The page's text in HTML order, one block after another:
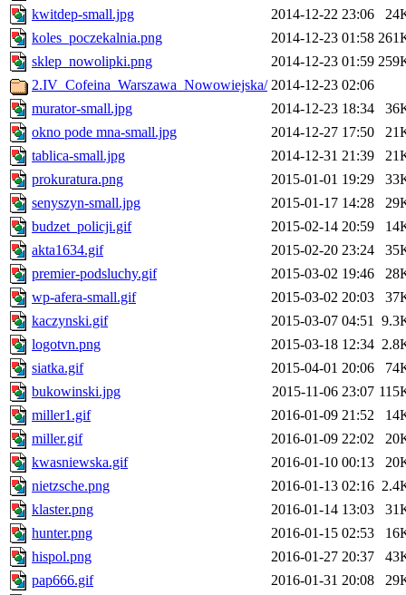
kwitdep-small.jpg
2014-12-22 23:06
koles_poczekalnia.png
2014-12-23 01:58
sklep_nowolipki.png
2014-12-23 01:59
2.IV_Cofeina_Warszawa_Nowowiejska/ 2014-12-23 02:06
murator-small.jpg
2014-12-23 18:34
okno pode mna-small.jpg
2014-12-27 17:50
tablica-small.jpg
2014-12-31 21:39
prokuratura.png
2015-01-01 19:29
senyszyn-small.jpg
2015-01-17 14:28
budzet_policji.gif
2015-02-14 20:59
akta1634.gif
2015-02-20 23:24
premier-podsluchy.gif
2015-03-02 19:46
wp-afera-small.gif
2015-03-02 20:03
kaczynski.gif
2015-03-07 04:51
logotvn.png
2015-03-18 12:34
siatka.gif
2015-04-01 20:06
bukowinski.jpg
2015-11-06 23:07
miller1.gif
2016-01-09 21:52
miller.gif
2016-01-09 22:02
kwasniewska.gif
2016-01-10 00:13
nietzsche.png
2016-01-13 02:16
klaster.png
2016-01-14 13:03
hunter.png
2016-01-15 02:53
hispol.png
2016-01-27 20:37
pap666.gif
2016-01-31 20:08